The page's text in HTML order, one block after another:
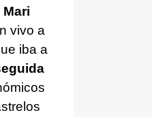
Mari
vivo a
iba a